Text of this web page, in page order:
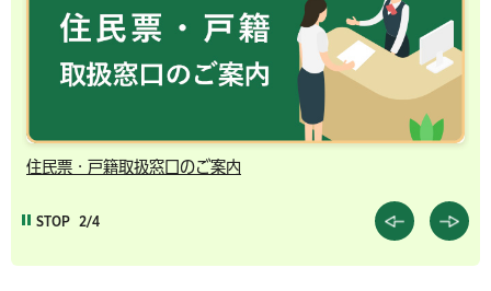
住民票・戸籍取扱窓口のご案内
STOP 2/4